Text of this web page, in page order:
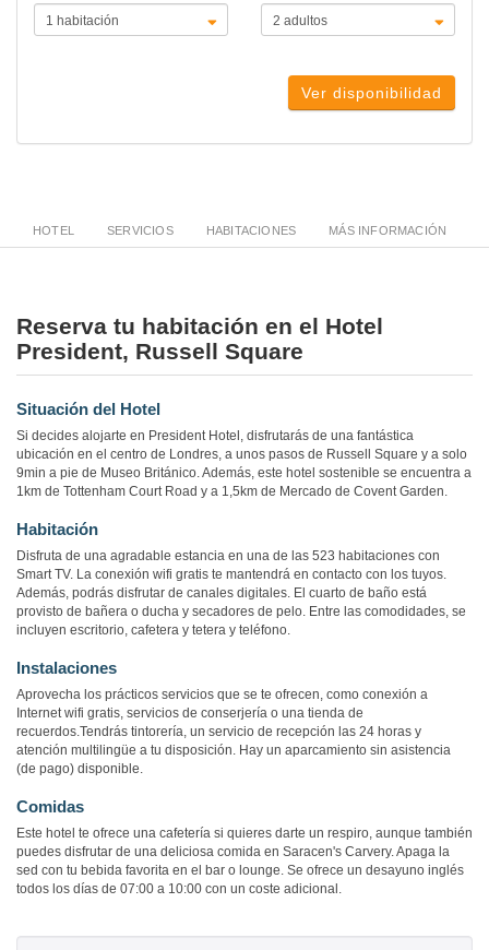
Ver disponibilidad
HOTEL SERVICIOS HABITACIONES MÁS INFORMACIÓN
Reserva tu habitación en el Hotel
President, Russell Square
Situación del Hotel
Si decides alojarte en President Hotel, disfrutarás de una fantástica
ubicación en el centro de Londres, a unos pasos de Russell Square y a solo
9min a pie de Museo Británico. Además, este hotel sostenible se encuentra a
1km de Tottenham Court Road y a 1,5km de Mercado de Covent Garden.
Habitación
Disfruta de una agradable estancia en una de las 523 habitaciones con
Smart TV. La conexión wifi gratis te mantendrá en contacto con los tuyos.
Además, podrás disfrutar de canales digitales. El cuarto de baño está
provisto de bañera o ducha y secadores de pelo. Entre las comodidades, se
incluyen escritorio, cafetera y tetera y teléfono.
Instalaciones
Aprovecha los prácticos servicios que se te ofrecen, como conexión a
Internet wifi gratis, servicios de conserjería o una tienda de
recuerdos.Tendrás tintorería, un servicio de recepción las 24 horas y
atención multilingüe a tu disposición. Hay un aparcamiento sin asistencia
(de pago) disponible.
Comidas
Este hotel te ofrece una cafetería si quieres darte un respiro, aunque también
puedes disfrutar de una deliciosa comida en Saracen's Carvery. Apaga la
sed con tu bebida favorita en el bar o lounge. Se ofrece un desayuno inglés
todos los días de 07:00 a 10:00 con un coste adicional.